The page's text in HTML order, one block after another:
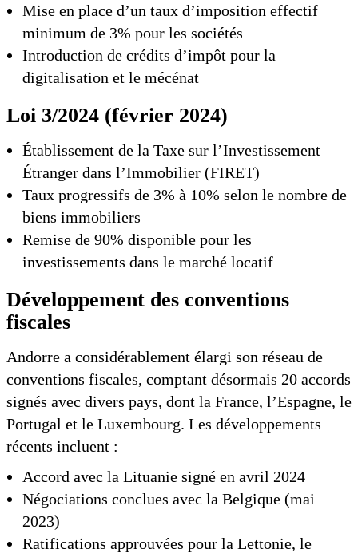
Mise en place d’un taux d’imposition effectif
minimum de 3% pour les sociétés
Introduction de crédits d’impôt pour la
digitalisation et le mécénat
Loi 3/2024 (février 2024)
Établissement de la Taxe sur l’Investissement
Étranger dans l’Immobilier (FIRET)
Taux progressifs de 3% à 10% selon le nombre de
biens immobiliers
Remise de 90% disponible pour les
investissements dans le marché locatif
Développement des conventions
fiscales
Andorre a considérablement élargi son réseau de
conventions fiscales, comptant désormais 20 accords
signés avec divers pays, dont la France, l’Espagne, le
Portugal et le Luxembourg. Les développements
récents incluent :
Accord avec la Lituanie signé en avril 2024
Négociations conclues avec la Belgique (mai
2023)
Ratifications approuvées pour la Lettonie, le